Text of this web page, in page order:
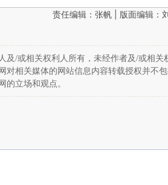
责任编辑：张帆 | 版面编辑：
及/或相关权利人所有，未经作者及/或相关
对相关媒体的网站信息内容转载授权并不
的立场和观点。